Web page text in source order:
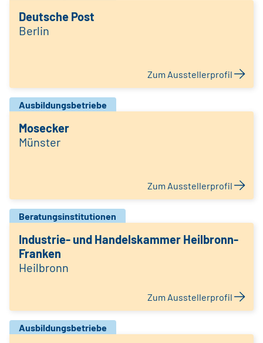
Deutsche Post
Berlin
Zum Ausstellerprofil
Ausbildungsbetriebe
Mosecker
Münster
Zum Ausstellerprofil
Beratungsinstitutionen
Industrie- und Handelskammer Heilbronn-
Franken
Heilbronn
Zum Ausstellerprofil
Ausbildungsbetriebe